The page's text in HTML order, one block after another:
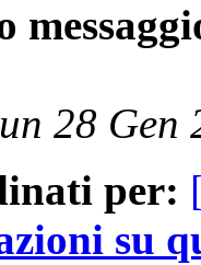
28 Gen
per:
su